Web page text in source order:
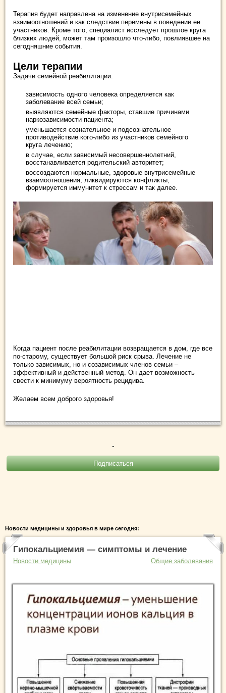
Терапия будет направлена на изменение внутрисемейных
взаимоотношений и как следствие перемены в поведении ее
участников. Кроме того, специалист исследует прошлое круга
близких людей, может там произошло что-либо, повлиявшее на
сегодняшние события.
Цели терапии
Задачи семейной реабилитации:
зависимость одного человека определяется как
заболевание всей семьи;
выявляются семейные факторы, ставшие причинами
наркозависимости пациента;
уменьшается сознательное и подсознательное
противодействие кого-либо из участников семейного
круга лечению;
в случае, если зависимый несовершеннолетний,
восстанавливается родительский авторитет;
воссоздаются нормальные, здоровые внутрисемейные
взаимоотношения, ликвидируются конфликты,
формируется иммунитет к стрессам и так далее.
Когда пациент после реабилитации возвращается в дом, где все
по-старому, существует большой риск срыва. Лечение не
только зависимых, но и созависимых членов семьи –
эффективный и действенный метод. Он дает возможность
свести к минимуму вероятность рецидива.
Желаем всем доброго здоровья!
.
Новости медицины и здоровья в мире сегодня:
Гипокальциемия — симптомы и лечение
Новости медицины Общие заболевания